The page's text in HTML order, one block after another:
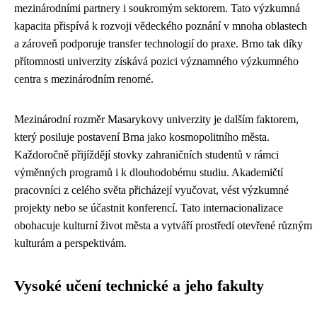
mezinárodními partnery i soukromým sektorem. Tato výzkumná
kapacita přispívá k rozvoji vědeckého poznání v mnoha oblastech
a zároveň podporuje transfer technologií do praxe. Brno tak díky
přítomnosti univerzity získává pozici významného výzkumného
centra s mezinárodním renomé.
Mezinárodní rozměr Masarykovy univerzity je dalším faktorem,
který posiluje postavení Brna jako kosmopolitního města.
Každoročně přijíždějí stovky zahraničních studentů v rámci
výměnných programů i k dlouhodobému studiu. Akademičtí
pracovníci z celého světa přicházejí vyučovat, vést výzkumné
projekty nebo se účastnit konferencí. Tato internacionalizace
obohacuje kulturní život města a vytváří prostředí otevřené různým
kulturám a perspektivám.
Vysoké učení technické a jeho fakulty